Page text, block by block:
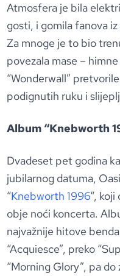
Atmosfera je bila
gosti, i gomila fanova
Za mnoge je to bio
povezala mase –
“Wonderwall”
podignutih ruku i
Album “Knebworth
Dvadeset pet godina
jubilarnog datuma,
“Knebworth 1996“,
obje noći koncerta.
najvažnije hitove
“Acquiesce”, preko
“Morning Glory”, pa